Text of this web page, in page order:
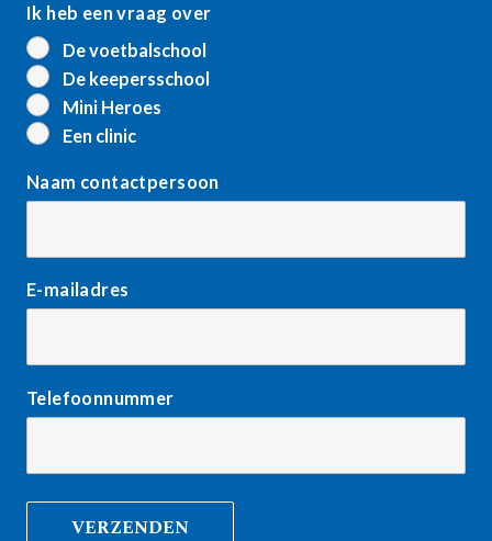
Ik heb een vraag over
De voetbalschool
De keepersschool
Mini Heroes
Een clinic
Naam contactpersoon
E-mailadres
Telefoonnummer